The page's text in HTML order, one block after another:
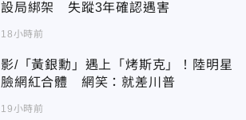
設局綁架 失蹤3年確認遇害
18小時前
影/「黃銀勳」遇上「烤斯克」！陸明星
臉網紅合體 網笑：就差川普
19小時前